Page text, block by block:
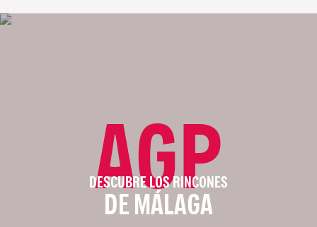
AGP
DESCUBRE LOS RINCONES
DE MÁLAGA